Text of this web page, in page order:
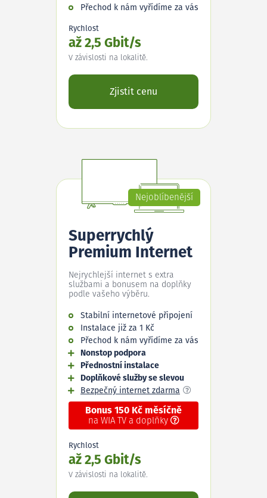
Přechod k nám vyřídíme za vás
Rychlost
až 2,5 Gbit/s
V závislosti na lokalitě.
Zjistit cenu
Nejoblíbenější
Superrychlý
Premium Internet
Nejrychlejší internet s extra
službami a bonusem na doplňky
podle vašeho výběru.
Stabilní internetové připojení
Instalace již za 1 Kč
Přechod k nám vyřídíme za vás
Nonstop podpora
Přednostní instalace
Doplňkové služby se slevou
Bezpečný internet zdarma
Bonus 150 Kč měsíčně
na WIA TV a doplňky
Rychlost
až 2,5 Gbit/s
V závislosti na lokalitě.